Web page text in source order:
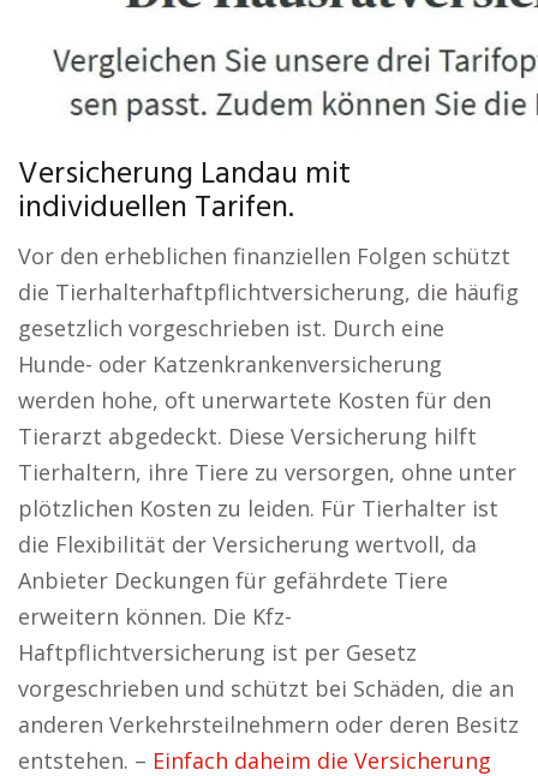
Versicherung Landau mit
individuellen Tarifen.
Vor den erheblichen finanziellen Folgen schützt
die Tierhalterhaftpflichtversicherung, die häufig
gesetzlich vorgeschrieben ist. Durch eine
Hunde- oder Katzenkrankenversicherung
werden hohe, oft unerwartete Kosten für den
Tierarzt abgedeckt. Diese Versicherung hilft
Tierhaltern, ihre Tiere zu versorgen, ohne unter
plötzlichen Kosten zu leiden. Für Tierhalter ist
die Flexibilität der Versicherung wertvoll, da
Anbieter Deckungen für gefährdete Tiere
erweitern können. Die Kfz-
Haftpflichtversicherung ist per Gesetz
vorgeschrieben und schützt bei Schäden, die an
anderen Verkehrsteilnehmern oder deren Besitz
entstehen. – Einfach daheim die Versicherung